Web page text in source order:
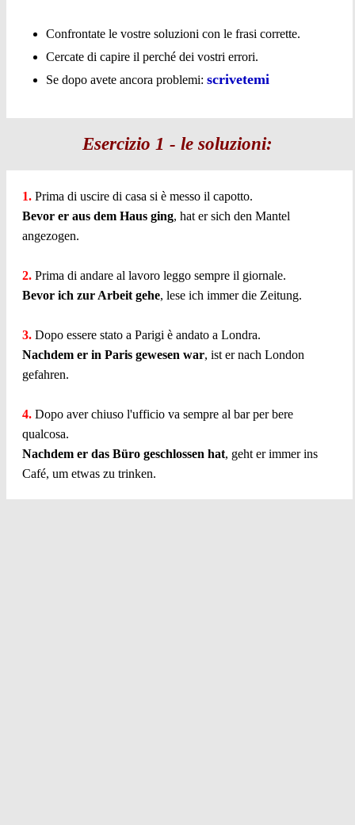
Confrontate le vostre soluzioni con le frasi corrette.
Cercate di capire il perché dei vostri errori.
Se dopo avete ancora problemi: scrivetemi
Esercizio 1 - le soluzioni:
1. Prima di uscire di casa si è messo il capotto.
Bevor er aus dem Haus ging, hat er sich den Mantel
angezogen.
2. Prima di andare al lavoro leggo sempre il giornale.
Bevor ich zur Arbeit gehe, lese ich immer die Zeitung.
3. Dopo essere stato a Parigi è andato a Londra.
Nachdem er in Paris gewesen war, ist er nach London
gefahren.
4. Dopo aver chiuso l'ufficio va sempre al bar per bere
qualcosa.
Nachdem er das Büro geschlossen hat, geht er immer ins
Café, um etwas zu trinken.